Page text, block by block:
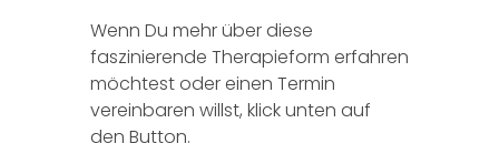
Wenn Du mehr über diese
faszinierende Therapieform erfahren
möchtest oder einen Termin
vereinbaren willst, klick unten auf
den Button.